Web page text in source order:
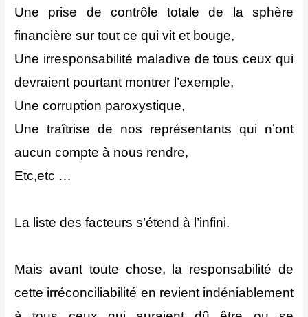
Une prise de contrôle totale de la sphère
financière sur tout ce qui vit et bouge,
Une irresponsabilité maladive de tous ceux qui
devraient pourtant montrer l’exemple,
Une corruption paroxystique,
Une traîtrise de nos représentants qui n’ont
aucun compte à nous rendre,
Etc,etc …
La liste des facteurs s’étend à l’infini.
Mais avant toute chose, la responsabilité de
cette irréconciliabilité en revient indéniablement